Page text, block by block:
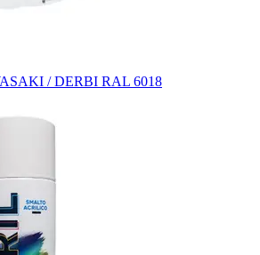
/ DERBI RAL 6018